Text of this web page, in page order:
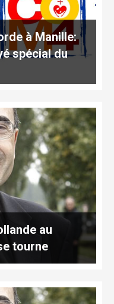
à Manille:
spécial du
au
tourne